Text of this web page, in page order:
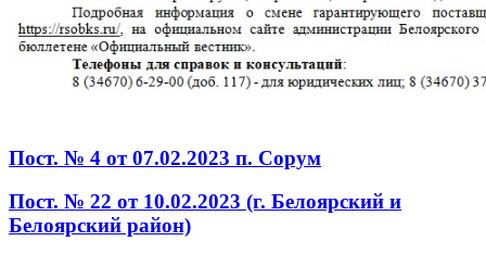
Пост. № 4 от 07.02.2023 п. Сорум
Пост. № 22 от 10.02.2023 (г. Белоярский и
Белоярский район)